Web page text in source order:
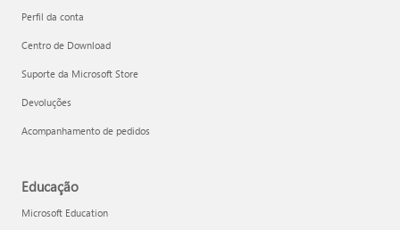
Perfil da conta
Centro de Download
Suporte da Microsoft Store
Devoluções
Acompanhamento de pedidos
Educação
Microsoft Education